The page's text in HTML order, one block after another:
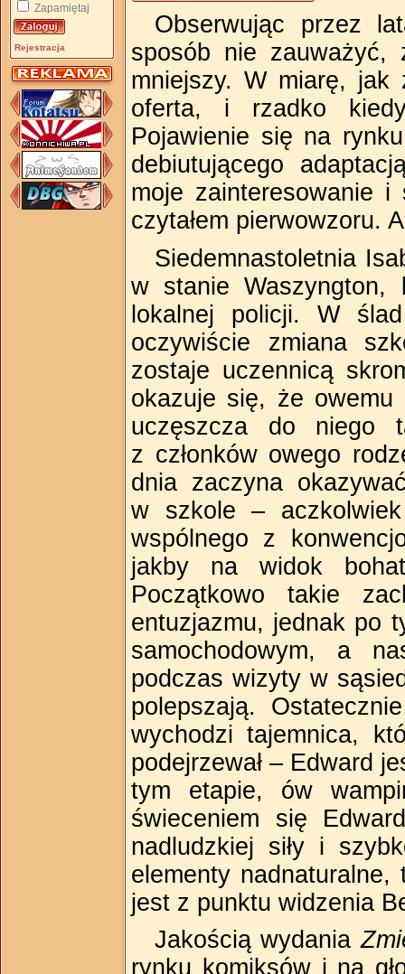
Zapamiętaj
Rejestracja
Obserwując przez
sposób nie
mniejszy. W miarę, jak
oferta, i rzadko
Pojawienie się na
debiutującego
moje zainteresowanie i
czytałem pierwowzoru.
Siedemnastoletnia
w stanie Waszyngton,
lokalnej policji. W
oczywiście zmiana
zostaje uczennicą
okazuje się, że owemu
uczęszcza do niego
z członków owego
dnia zaczyna
w szkole –
wspólnego z
jakby na widok
Początkowo takie
entuzjazmu, jednak po
samochodowym, a
podczas wizyty w
polepszają.
wychodzi tajemnica,
podejrzewał – Edward
tym etapie, ów
świeceniem się
nadludzkiej siły i
elementy nadnaturalne,
jest z punktu widzenia
Jakością wydania
rynku komiksów i na